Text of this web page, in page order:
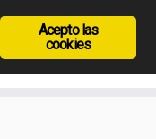
RumaníaAcepto las
cookies